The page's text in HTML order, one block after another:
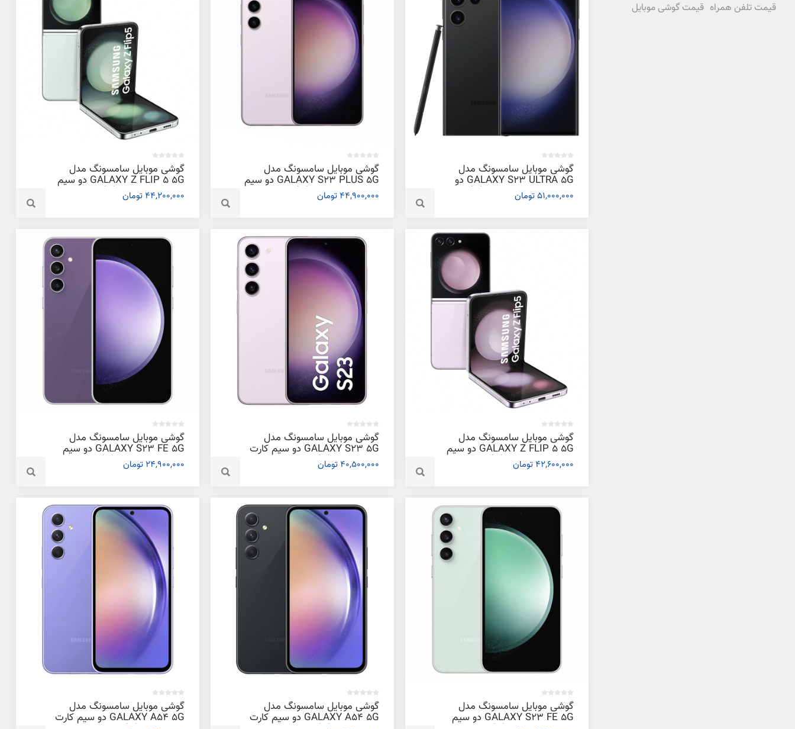
گوشی موبایل سامسونگ مدل
GALAXY S23 ULTRA 5G دو
سیم کارت ظرفیت 256 گیگابایت و
رم 12 گیگابایت
51,000,000 تومان
گوشی موبایل سامسونگ مدل
GALAXY S23 PLUS 5G دو سیم
کارت ظرفیت 256 گیگابایت و رم 8
گیگابایت
44,900,000 تومان
گوشی موبایل سامسونگ مدل
GALAXY Z FLIP 5 5G دو سیم
کارت ظرفیت 512 گیگابایت و رم 8
گیگابایت
44,200,000 تومان
گوشی موبایل سامسونگ مدل
GALAXY Z FLIP 5 5G دو سیم
گیگابایت
42,600,000 تومان
گوشی موبایل سامسونگ مدل
GALAXY S23 5G دو سیم کارت
ظرفیت 256 گیگابایت و رم 8
گیگابایت
40,500,000 تومان
گوشی موبایل سامسونگ مدل
GALAXY S23 FE 5G دو سیم
گیگابایت
24,900,000 تومان
گوشی موبایل سامسونگ مدل
GALAXY S23 FE 5G دو سیم
گوشی موبایل سامسونگ مدل
GALAXY A54 5G دو سیم کارت
گوشی موبایل سامسونگ مدل
GALAXY A54 5G دو سیم کارت
قیمت تلفن همراه قیمت گوشی موبایل